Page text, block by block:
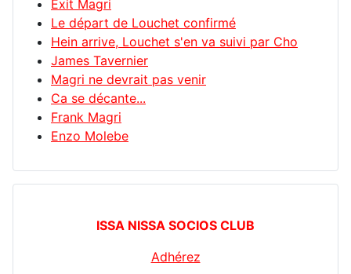
Exit Magri
Le départ de Louchet confirmé
Hein arrive, Louchet s'en va suivi par Cho
James Tavernier
Magri ne devrait pas venir
Ca se décante...
Frank Magri
Enzo Molebe
ISSA NISSA SOCIOS CLUB
Adhérez